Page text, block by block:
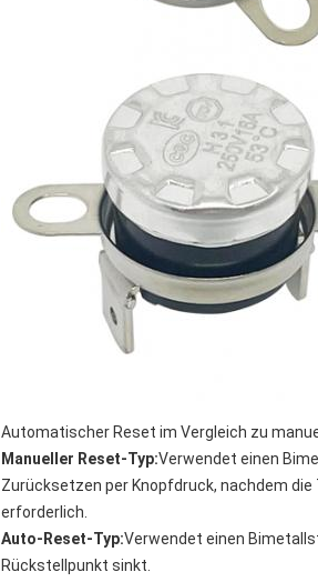
Automatischer Reset im Vergleich zu
Manueller Reset-Typ:Verwendet einen
Zurücksetzen per Knopfdruck, nachdem die
erforderlich.
Auto-Reset-Typ:Verwendet einen
Rückstellpunkt sinkt.